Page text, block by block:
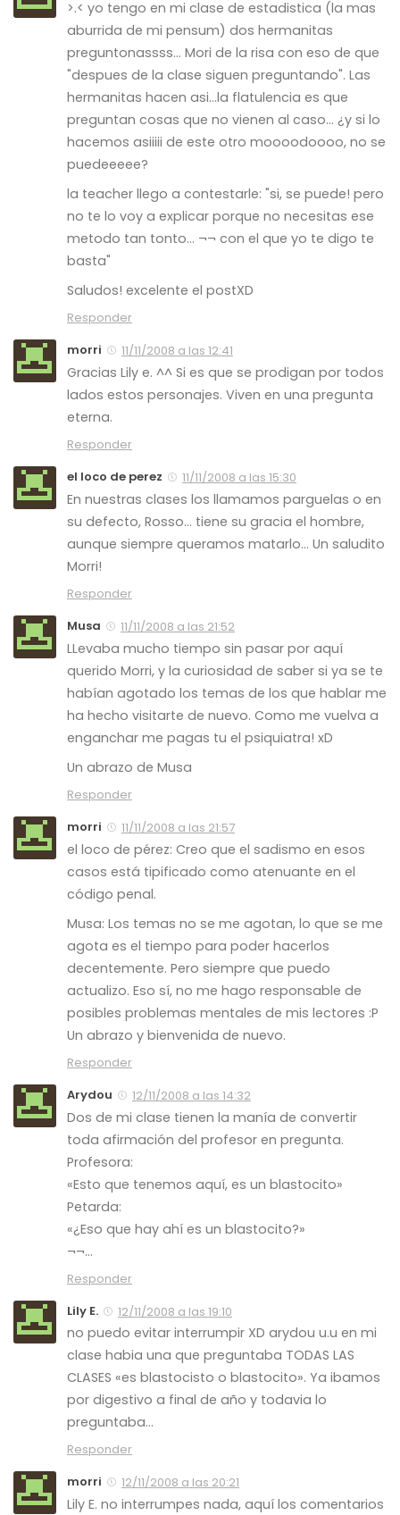
>.< yo tengo en mi clase de estadistica (la mas
aburrida de mi pensum) dos hermanitas
preguntonassss… Mori de la risa con eso de que
"despues de la clase siguen preguntando". Las
hermanitas hacen asi…la flatulencia es que
preguntan cosas que no vienen al caso… ¿y si lo
hacemos asiiiii de este otro moooodoooo, no se
puedeeeee?
la teacher llego a contestarle: "si, se puede! pero
no te lo voy a explicar porque no necesitas ese
metodo tan tonto… ¬¬ con el que yo te digo te
basta"
Saludos! excelente el postXD
Responder
morri
11/11/2008 a las 12:41
Gracias Lily e. ^^ Si es que se prodigan por todos
lados estos personajes. Viven en una pregunta
eterna.
Responder
el loco de perez
11/11/2008 a las 15:30
En nuestras clases los llamamos parguelas o en
su defecto, Rosso… tiene su gracia el hombre,
aunque siempre queramos matarlo… Un saludito
Morri!
Responder
Musa
11/11/2008 a las 21:52
LLevaba mucho tiempo sin pasar por aquí
querido Morri, y la curiosidad de saber si ya se te
habían agotado los temas de los que hablar me
ha hecho visitarte de nuevo. Como me vuelva a
enganchar me pagas tu el psiquiatra! xD
Un abrazo de Musa
Responder
morri
11/11/2008 a las 21:57
el loco de pérez: Creo que el sadismo en esos
casos está tipificado como atenuante en el
código penal.
Musa: Los temas no se me agotan, lo que se me
agota es el tiempo para poder hacerlos
decentemente. Pero siempre que puedo
actualizo. Eso sí, no me hago responsable de
posibles problemas mentales de mis lectores :P
Un abrazo y bienvenida de nuevo.
Responder
Arydou
12/11/2008 a las 14:32
Dos de mi clase tienen la manía de convertir
toda afirmación del profesor en pregunta.
Profesora:
«Esto que tenemos aquí, es un blastocito»
Petarda:
«¿Eso que hay ahí es un blastocito?»
¬¬…
Responder
Lily E.
12/11/2008 a las 19:10
no puedo evitar interrumpir XD arydou u.u en mi
clase habia una que preguntaba TODAS LAS
CLASES «es blastocisto o blastocito». Ya ibamos
por digestivo a final de año y todavia lo
preguntaba…
Responder
morri
12/11/2008 a las 20:21
Lily E. no interrumpes nada, aquí los comentarios